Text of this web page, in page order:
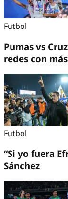
Futbol
Pumas vs
redes con
Futbol
“Si yo fuera
Sánchez